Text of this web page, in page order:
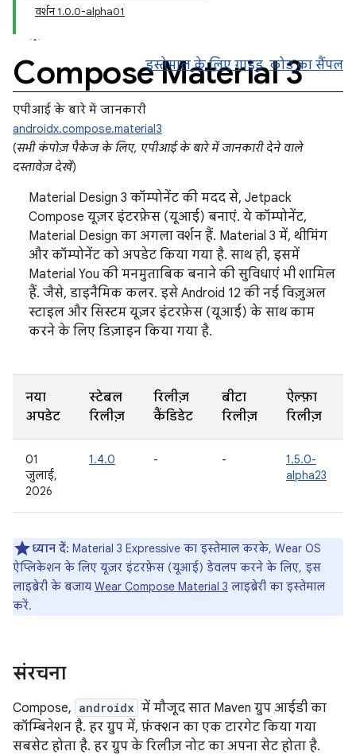
वर्शन 1.0.0-alpha01
Compose Material 3
इस्तेमाल के लिए गाइड कोड का सैंपल
एपीआई के बारे में जानकारी
androidx.compose.material3
(सभी कंपोज़ पैकेज के लिए, एपीआई के बारे में जानकारी देने वाले
दस्तावेज़ देखें)
Material Design 3 कॉम्पोनेंट की मदद से, Jetpack
Compose यूज़र इंटरफ़ेस (यूआई) बनाएं. ये कॉम्पोनेंट,
Material Design का अगला वर्शन हैं. Material 3 में, थीमिंग
और कॉम्पोनेंट को अपडेट किया गया है. साथ ही, इसमें
Material You की मनमुताबिक बनाने की सुविधाएं भी शामिल
हैं. जैसे, डाइनैमिक कलर. इसे Android 12 की नई विज़ुअल
स्टाइल और सिस्टम यूज़र इंटरफ़ेस (यूआई) के साथ काम
करने के लिए डिज़ाइन किया गया है.
नया
अपडेट
स्टेबल
रिलीज़
रिलीज़
कैंडिडेट
बीटा
रिलीज़
ऐल्फ़ा
रिलीज़
01
जुलाई,
2026
1.4.0 - -
1.5.0-
alpha23
ध्यान दें: Material 3 Expressive का इस्तेमाल करके, Wear OS
ऐप्लिकेशन के लिए यूज़र इंटरफ़ेस (यूआई) डेवलप करने के लिए, इस
लाइब्रेरी के बजाय Wear Compose Material 3 लाइब्रेरी का इस्तेमाल
करें.
संरचना
Compose, androidx में मौजूद सात Maven ग्रुप आईडी का
कॉम्बिनेशन है. हर ग्रुप में, फ़ंक्शन का एक टारगेट किया गया
सबसेट होता है. हर ग्रुप के रिलीज़ नोट का अपना सेट होता है.